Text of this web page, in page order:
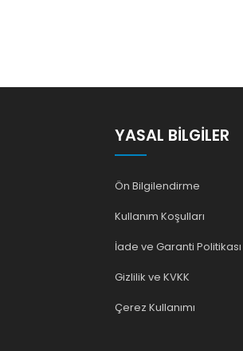
YASAL BILGILER
Ön Bilgilendirme
Kullanım Koşulları
İade ve Garanti Politikası
Gizlilik ve KVKK
Çerez Kullanımı